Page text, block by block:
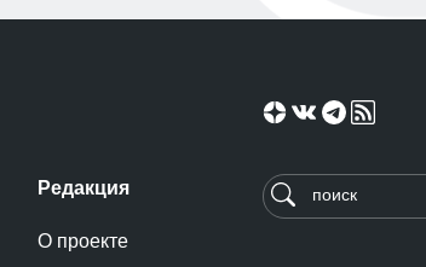
Редакция
О проекте